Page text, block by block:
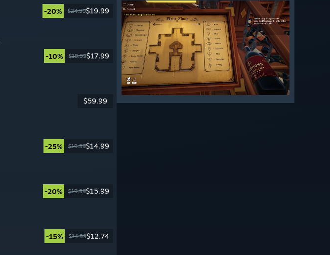
-20% $24.99$19.99
-10% $19.99$17.99
$59.99
-25% $19.99$14.99
-20% $19.99$15.99
-15% $14.99$12.74